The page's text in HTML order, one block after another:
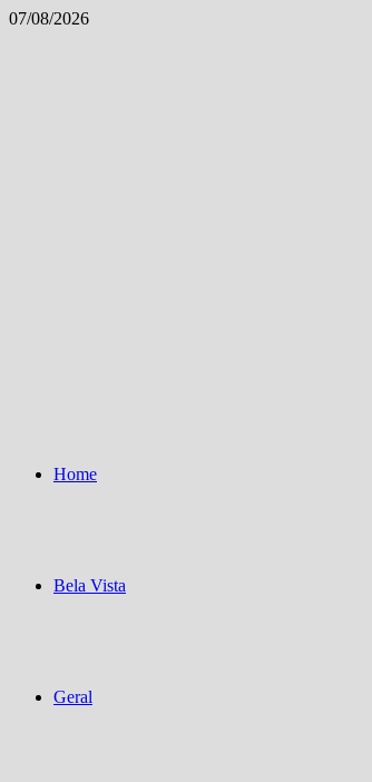
Skip
07/08/2026
Home
Bela Vista
Geral